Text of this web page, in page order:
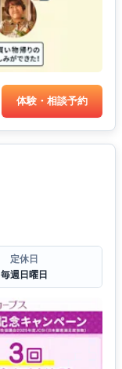
体験・相談予約
定休日
毎週日曜日